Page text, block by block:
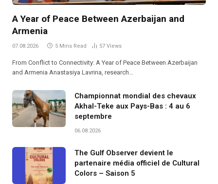
A Year of Peace Between Azerbaijan and
Armenia
07.08.2026 5 Mins Read 57 Views
From Conflict to Connectivity: A Year of Peace Between Azerbaijan
and Armenia Anastasiya Lavrina, research…
Championnat mondial des chevaux
Akhal-Teke aux Pays-Bas : 4 au 6
septembre
06.08.2026
The Gulf Observer devient le
partenaire média officiel de Cultural
Colors – Saison 5